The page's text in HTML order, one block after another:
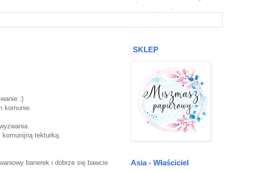
:)
komunie.
tekturką.
banerek i dobrze się bawcie
SKLEP
Asia - Właściciel